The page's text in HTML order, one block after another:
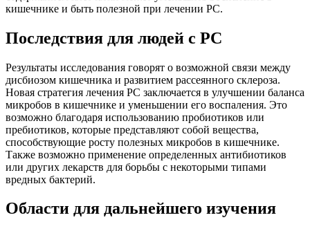
кишечнике и быть полезной при лечении РС.
Последствия для людей с РС
Результаты исследования говорят о возможной связи между
дисбиозом кишечника и развитием рассеянного склероза.
Новая стратегия лечения РС заключается в улучшении баланса
микробов в кишечнике и уменьшении его воспаления. Это
возможно благодаря использованию пробиотиков или
пребиотиков, которые представляют собой вещества,
способствующие росту полезных микробов в кишечнике.
Также возможно применение определенных антибиотиков
или других лекарств для борьбы с некоторыми типами
вредных бактерий.
Области для дальнейшего изучения